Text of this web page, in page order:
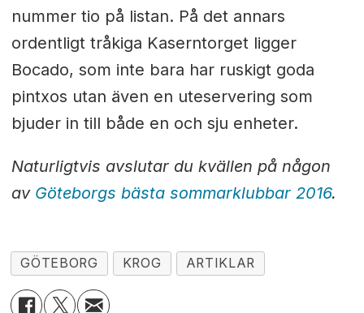
nummer tio på listan. På det annars
ordentligt tråkiga Kaserntorget ligger
Bocado, som inte bara har ruskigt goda
pintxos utan även en uteservering som
bjuder in till både en och sju enheter.
Naturligtvis avslutar du kvällen på någon
av Göteborgs bästa sommarklubbar 2016.
GÖTEBORG KROG ARTIKLAR